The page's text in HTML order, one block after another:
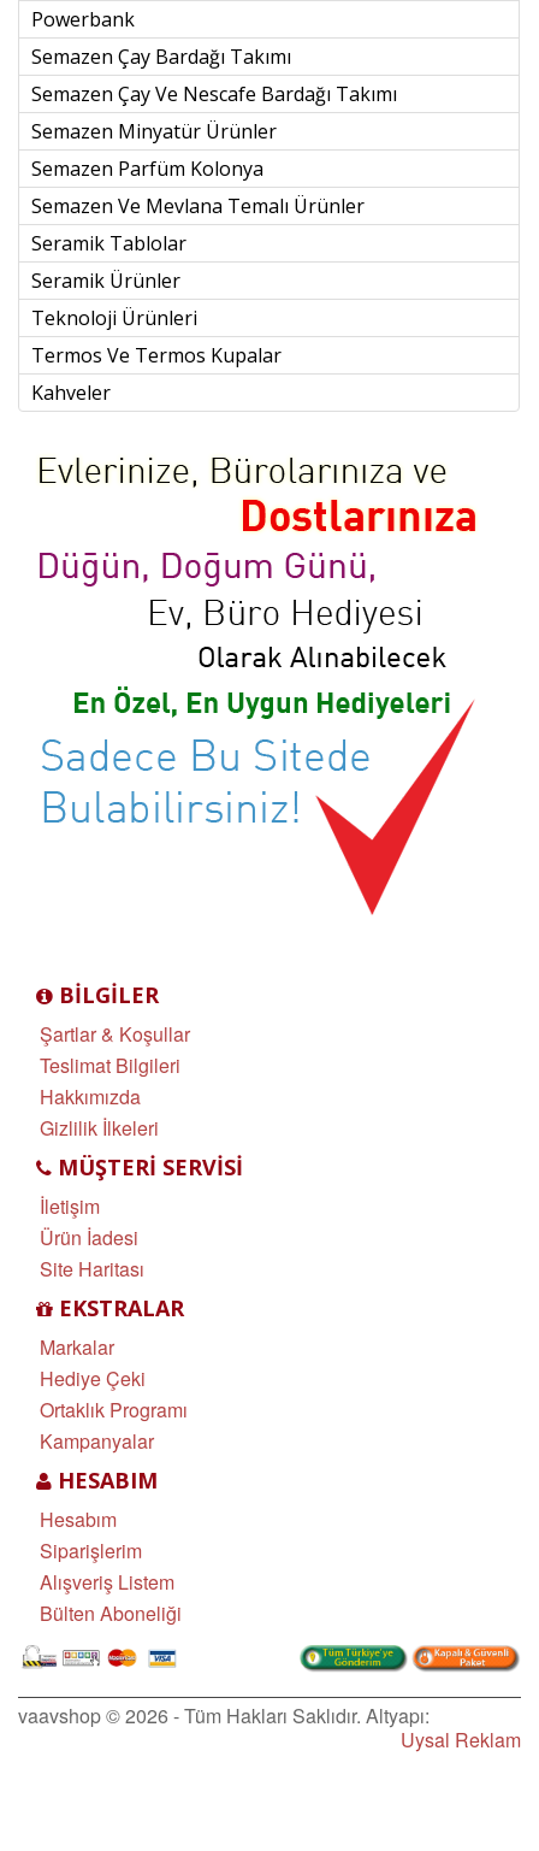
Powerbank
Semazen Çay Bardağı Takımı
Semazen Çay Ve Nescafe Bardağı Takımı
Semazen Minyatür Ürünler
Semazen Parfüm Kolonya
Semazen Ve Mevlana Temalı Ürünler
Seramik Tablolar
Seramik Ürünler
Teknoloji Ürünleri
Termos Ve Termos Kupalar
Kahveler
BILGILER
Şartlar & Koşullar
Teslimat Bilgileri
Hakkımızda
Gizlilik İlkeleri
MÜŞTERI SERVISI
İletişim
Ürün İadesi
Site Haritası
EKSTRALAR
Markalar
Hediye Çeki
Ortaklık Programı
Kampanyalar
HESABIM
Hesabım
Siparişlerim
Alışveriş Listem
Bülten Aboneliği
vaavshop © 2026 - Tüm Hakları Saklıdır. Altyapı:
Uysal Reklam